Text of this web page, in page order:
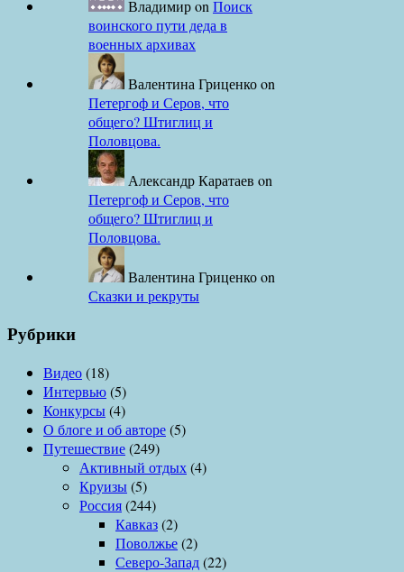
Владимирon Поиск
воинского пути деда в
военных архивах
Валентина Гриценкоon
Петергоф и Серов, что
общего? Штиглиц и
Половцова.
Александр Каратаев on
Петергоф и Серов, что
общего? Штиглиц и
Половцова.
Валентина Гриценкоon
Сказки и рекруты
Рубрики
Видео(18)
Интервью(5)
Конкурсы(4)
О блоге и об авторе(5)
Путешествие(249)
Активный отдых(4)
Круизы(5)
Россия(244)
Кавказ(2)
Поволжье(2)
Северо-Запад(22)